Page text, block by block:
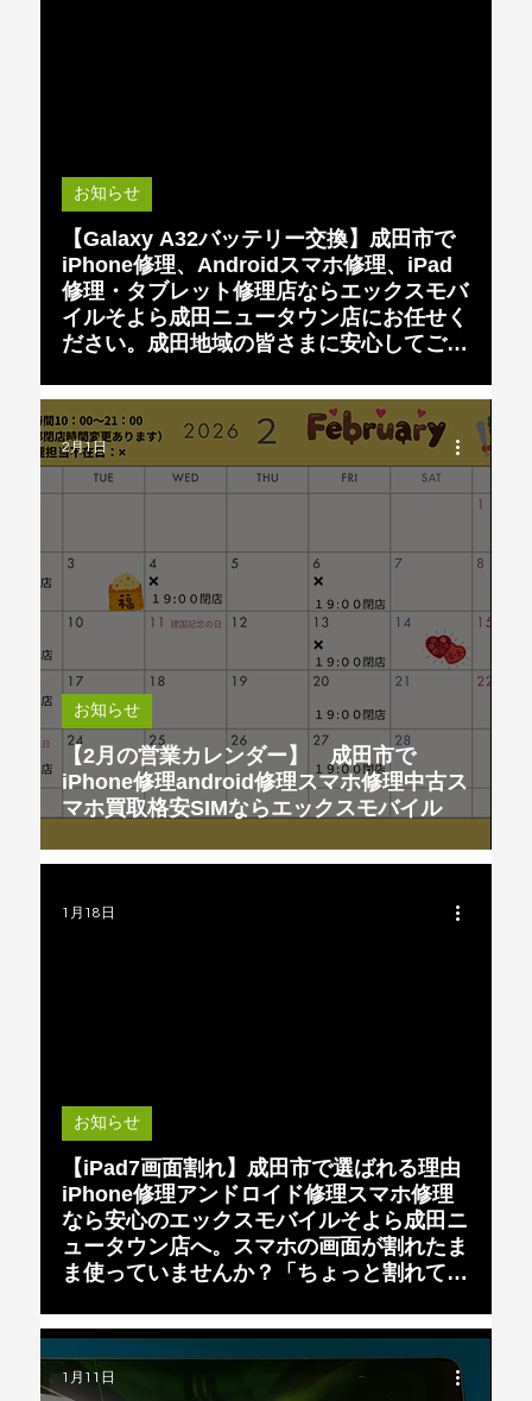
【Galaxy A32バッテリー交換】成田市で
iPhone修理、Androidスマホ修理、iPad
修理・タブレット修理店ならエックスモバ
イルそよら成田ニュータウン店にお任せく
ださい。成田地域の皆さまに安心してご利
Android修理iPhone修理Galaxy
お知らせ
【2月の営業カレンダー】 成田市で
iPhone修理android修理スマホ修理中古ス
マホ買取格安SIMならエックスモバイル
お知らせ
2月1日
【iPad7画面割れ】成田市で選ばれる理由
iPhone修理アンドロイド修理スマホ修理
なら安心のエックスモバイルそよら成田ニ
ュータウン店へ。スマホの画面が割れたま
ま使っていませんか？「ちょっと割れてる
夫」――そう思ってそのまま放置すると、
後々大変なトラブルに
お知らせ
1月18日
1月11日